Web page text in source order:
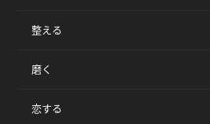
整える
磨く
恋する